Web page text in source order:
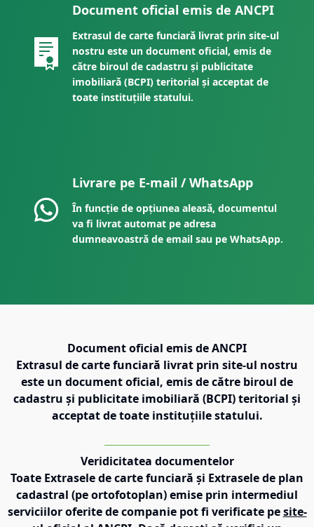
Document oficial emis de ANCPI
Extrasul de carte funciară livrat prin site-ul
nostru este un document oficial, emis de
către biroul de cadastru și publicitate
imobiliară (BCPI) teritorial și acceptat de
toate instituțiile statului.
Livrare pe E-mail / WhatsApp
În funcție de opțiunea aleasă, documentul
va fi livrat automat pe adresa
dumneavoastră de email sau pe WhatsApp.
Document oficial emis de ANCPI
Extrasul de carte funciară livrat prin site-ul nostru
este un document oficial, emis de către biroul de
cadastru și publicitate imobiliară (BCPI) teritorial și
acceptat de toate instituțiile statului.
Veridicitatea documentelor
Toate Extrasele de carte funciară și Extrasele de plan
cadastral (pe ortofotoplan) emise prin intermediul
serviciilor oferite de companie pot fi verificate pe site-